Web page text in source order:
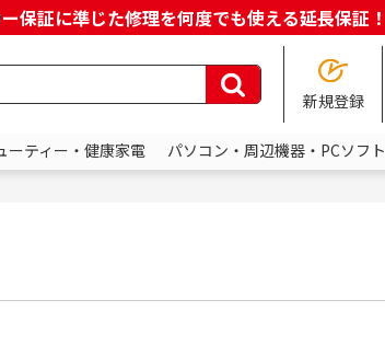
保証に準じた修理を何度でも使える延長保証！
新規登録
ーティー・健康家電 パソコン・周辺機器・PCソフト